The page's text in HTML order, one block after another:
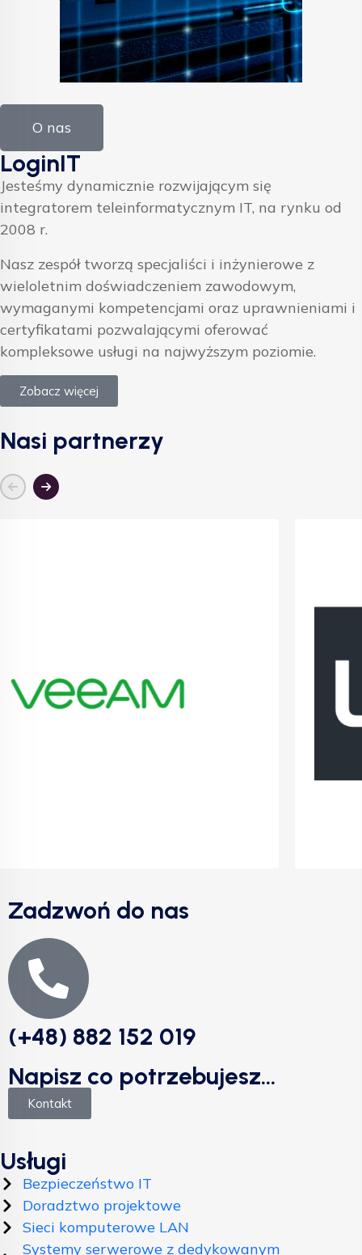
O nas
LoginIT
Jesteśmy dynamicznie rozwijającym się
integratorem teleinformatycznym IT, na rynku od
2008 r.
Nasz zespół tworzą specjaliści i inżynierowe z
wieloletnim doświadczeniem zawodowym,
wymaganymi kompetencjami oraz uprawnieniami i
certyfikatami pozwalającymi oferować
kompleksowe usługi na najwyższym poziomie.
Zobacz więcej
Nasi partnerzy
Zadzwoń do nas
(+48) 882 152 019
Napisz co potrzebujesz...
Kontakt
Usługi
Bezpieczeństwo IT
Doradztwo projektowe
Sieci komputerowe LAN
Systemy serwerowe z dedykowanym